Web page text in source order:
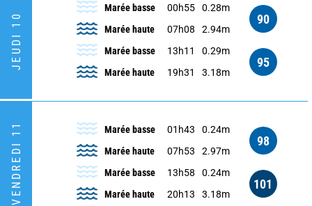
JEUDI 10
Marée basse 00h55
0.28m
Marée haute
07h08 2.94m
90
Marée basse 13h11
0.29m
Marée haute
19h31 3.18m
95
VENDREDI 11 Marée basse 01h43
0.24m
Marée haute
07h53 2.97m
98
Marée basse 13h58
0.24m
Marée haute
20h13 3.18m
101